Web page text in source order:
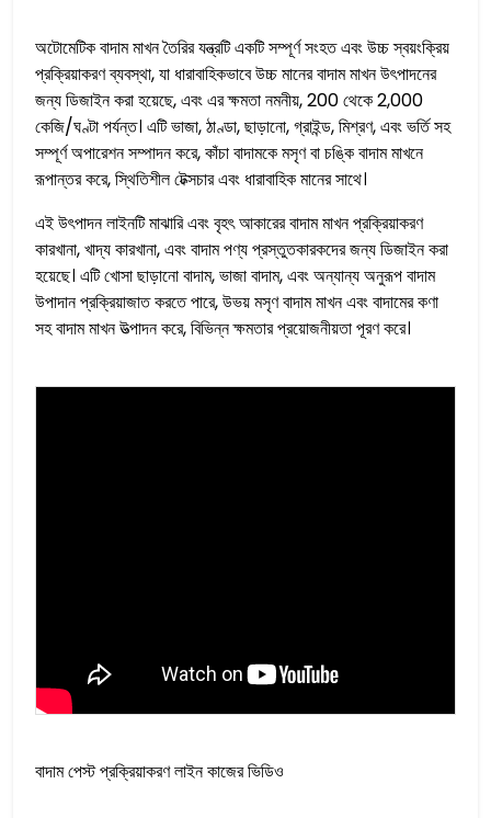
অটোমেটিক বাদাম মাখন তৈরির যন্ত্রটি একটি সম্পূর্ণ সংহত এবং উচ্চ স্বয়ংক্রিয়
প্রক্রিয়াকরণ ব্যবস্থা, যা ধারাবাহিকভাবে উচ্চ মানের বাদাম মাখন উৎপাদনের
জন্য ডিজাইন করা হয়েছে, এবং এর ক্ষমতা নমনীয়, 200 থেকে 2,000
কেজি/ঘণ্টা পর্যন্ত। এটি ভাজা, ঠাণ্ডা, ছাড়ানো, গ্রাইন্ড, মিশ্রণ, এবং ভর্তি সহ
সম্পূর্ণ অপারেশন সম্পাদন করে, কাঁচা বাদামকে মসৃণ বা চঙ্কি বাদাম মাখনে
রূপান্তর করে, স্থিতিশীল টেক্সচার এবং ধারাবাহিক মানের সাথে।
এই উৎপাদন লাইনটি মাঝারি এবং বৃহৎ আকারের বাদাম মাখন প্রক্রিয়াকরণ
কারখানা, খাদ্য কারখানা, এবং বাদাম পণ্য প্রস্তুতকারকদের জন্য ডিজাইন করা
হয়েছে। এটি খোসা ছাড়ানো বাদাম, ভাজা বাদাম, এবং অন্যান্য অনুরূপ বাদাম
উপাদান প্রক্রিয়াজাত করতে পারে, উভয় মসৃণ বাদাম মাখন এবং বাদামের কণা
সহ বাদাম মাখন উত্পাদন করে, বিভিন্ন ক্ষমতার প্রয়োজনীয়তা পূরণ করে।
বাদাম পেস্ট প্রক্রিয়াকরণ লাইন কাজের ভিডিও